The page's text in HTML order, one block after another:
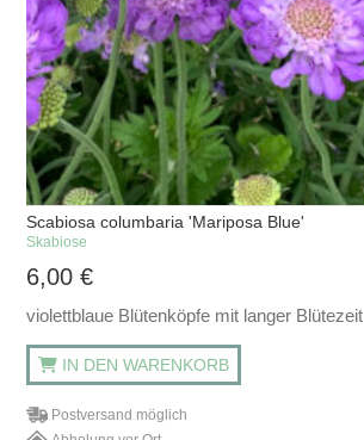
Scabiosa columbaria 'Mariposa Blue'
Skabiose
6,00€
violettblaue Blütenköpfe mit langer Blütezeit
IN DEN WARENKORB
Postversand möglich